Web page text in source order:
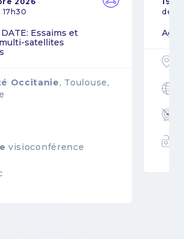
DATE: Essaims et
satellites
Occitanie, Toulouse,
visioconférence
de